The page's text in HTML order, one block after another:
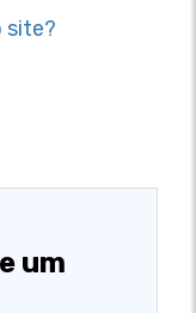
site?
um